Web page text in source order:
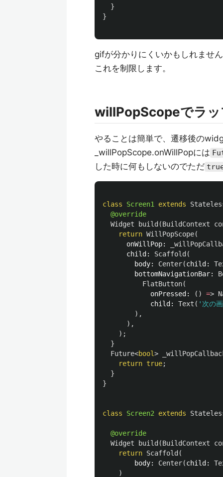
}
}
gifが分かりにくいかもしれませ
これを制限します。
willPopScopeでラッ
やることは簡単で、遷移後の
_willPopScope.onWillPopには
した時に何もしないのでただ
class Screen1 extends
@override
Widget
build (BuildContext
return WillPopScope(
onWillPop:
child:
Scaffold (
body:
Center(child:
bottomNavigationBar:
FlatButton(
onPressed:
() =>
child:
Text ( '次の
),
),
);
}
Future<bool>
return true;
}
}
class Screen2 extends
@override
Widget
build (BuildContext
return Scaffold (
body:
Center(child:
)